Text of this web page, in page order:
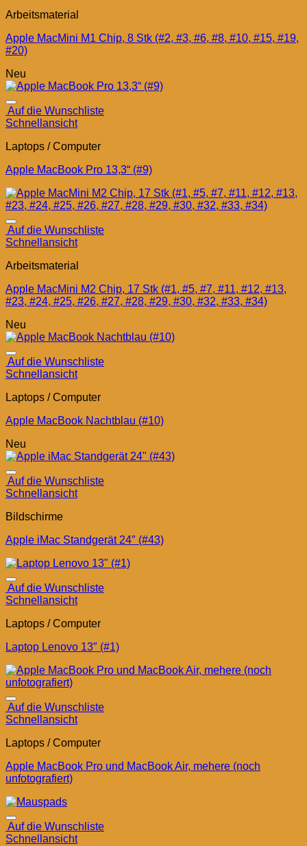
Arbeitsmaterial
Apple MacMini M1 Chip, 8 Stk (#2, #3, #6, #8, #10, #15, #19,
#20)
Neu
Auf die Wunschliste
Schnellansicht
Laptops / Computer
Apple MacBook Pro 13,3“ (#9)
Auf die Wunschliste
Schnellansicht
Arbeitsmaterial
Apple MacMini M2 Chip, 17 Stk (#1, #5, #7, #11, #12, #13,
#23, #24, #25, #26, #27, #28, #29, #30, #32, #33, #34)
Neu
Auf die Wunschliste
Schnellansicht
Laptops / Computer
Apple MacBook Nachtblau (#10)
Neu
Auf die Wunschliste
Schnellansicht
Bildschirme
Apple iMac Standgerät 24″ (#43)
Auf die Wunschliste
Schnellansicht
Laptops / Computer
Laptop Lenovo 13″ (#1)
Auf die Wunschliste
Schnellansicht
Laptops / Computer
Apple MacBook Pro und MacBook Air, mehere (noch
unfotografiert)
Auf die Wunschliste
Schnellansicht